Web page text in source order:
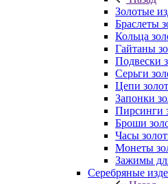
Золотые
Браслеты
Кольца
Гайтаны
Подвески
Серьги
Цепи
Запонки
Пирсинги
Броши
Часы
Монеты
Зажимы
Серебряные